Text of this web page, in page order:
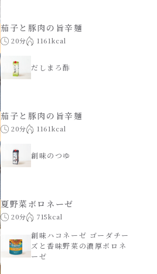
茄子と豚肉の旨辛麺
20分 1161kcal
だしまろ酢
茄子と豚肉の旨辛麺
20分 1161kcal
創味のつゆ
夏野菜ボロネーゼ
20分 715kcal
創味ハコネーゼ ゴーダチー
ズと香味野菜の濃厚ボロネ
ーゼ